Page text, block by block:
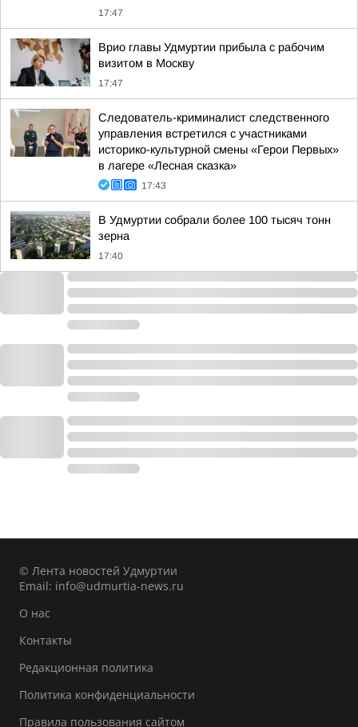
17:47
Врио главы Удмуртии прибыла с рабочим
визитом в Москву
17:47
Следователь-криминалист следственного
управления встретился с участниками
историко-культурной смены «Герои Первых»
в лагере «Лесная сказка»
17:43
В Удмуртии собрали более 100 тысяч тонн
зерна
17:40
© Лента новостей Удмуртии
Email: info@udmurtia-news.ru
О нас
Контакты
Редакционная политика
Политика конфиденциальности
Правила пользования сайтом